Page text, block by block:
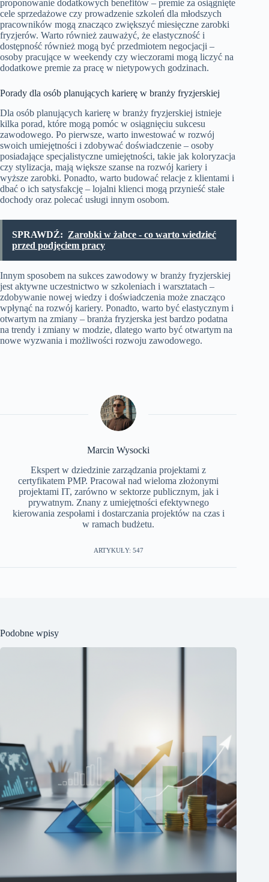
proponowanie dodatkowych benefitów – premie za osiągnięte
cele sprzedażowe czy prowadzenie szkoleń dla młodszych
pracowników mogą znacząco zwiększyć miesięczne zarobki
fryzjerów. Warto również zauważyć, że elastyczność i
dostępność również mogą być przedmiotem negocjacji –
osoby pracujące w weekendy czy wieczorami mogą liczyć na
dodatkowe premie za pracę w nietypowych godzinach.
Porady dla osób planujących karierę w branży fryzjerskiej
Dla osób planujących karierę w branży fryzjerskiej istnieje
kilka porad, które mogą pomóc w osiągnięciu sukcesu
zawodowego. Po pierwsze, warto inwestować w rozwój
swoich umiejętności i zdobywać doświadczenie – osoby
posiadające specjalistyczne umiejętności, takie jak koloryzacja
czy stylizacja, mają większe szanse na rozwój kariery i
wyższe zarobki. Ponadto, warto budować relacje z klientami i
dbać o ich satysfakcję – lojalni klienci mogą przynieść stałe
dochody oraz polecać usługi innym osobom.
SPRAWDŹ: Zarobki w żabce - co warto wiedzieć
przed podjęciem pracy
Innym sposobem na sukces zawodowy w branży fryzjerskiej
jest aktywne uczestnictwo w szkoleniach i warsztatach –
zdobywanie nowej wiedzy i doświadczenia może znacząco
wpłynąć na rozwój kariery. Ponadto, warto być elastycznym i
otwartym na zmiany – branża fryzjerska jest bardzo podatna
na trendy i zmiany w modzie, dlatego warto być otwartym na
nowe wyzwania i możliwości rozwoju zawodowego.
Marcin Wysocki
Ekspert w dziedzinie zarządzania projektami z
certyfikatem PMP. Pracował nad wieloma złożonymi
projektami IT, zarówno w sektorze publicznym, jak i
prywatnym. Znany z umiejętności efektywnego
kierowania zespołami i dostarczania projektów na czas i
w ramach budżetu.
ARTYKUŁY: 547
Podobne wpisy